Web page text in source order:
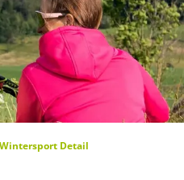
Wintersport Detail